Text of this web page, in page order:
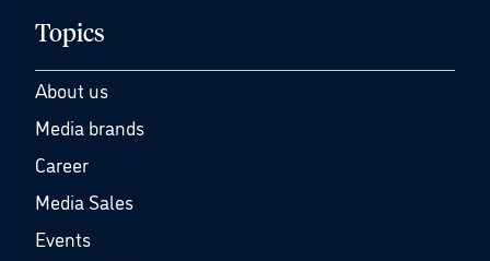
Topics
About us
Media brands
Career
Media Sales
Events